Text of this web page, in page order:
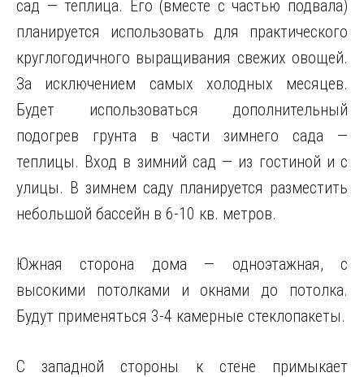
сад — теплица. Его (вместе с частью подвала)
планируется использовать для практического
круглогодичного выращивания свежих овощей.
За исключением самых холодных месяцев.
Будет использоваться дополнительный
подогрев грунта в части зимнего сада —
теплицы. Вход в зимний сад — из гостиной и с
улицы. В зимнем саду планируется разместить
небольшой бассейн в 6-10 кв. метров.
Южная сторона дома — одноэтажная, с
высокими потолками и окнами до потолка.
Будут применяться 3-4 камерные стеклопакеты.
С западной стороны к стене примыкает